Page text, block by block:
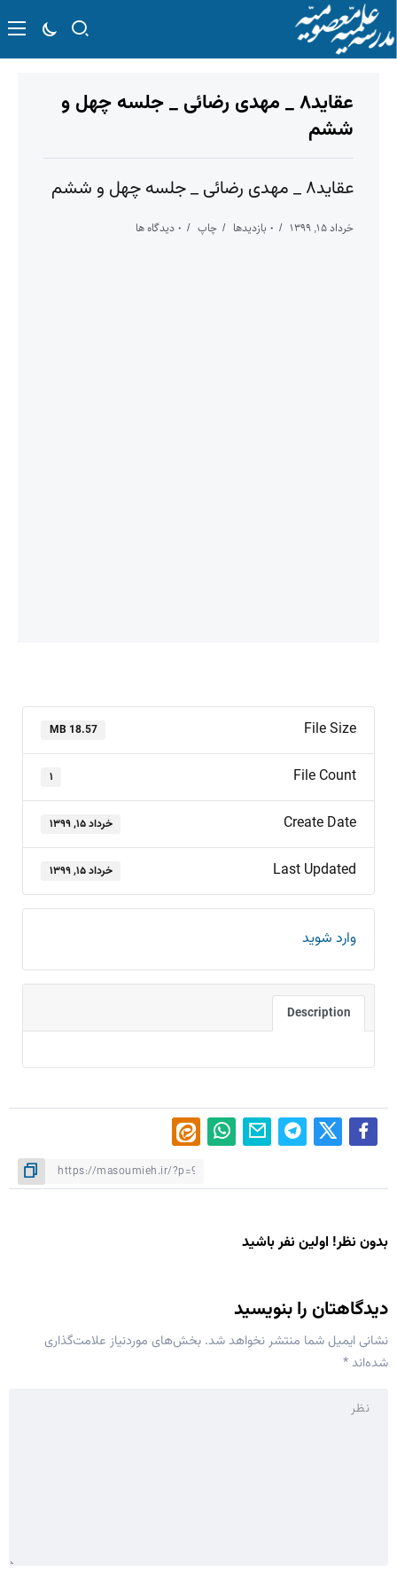
عقاید۸ _ مهدی رضائی _ جلسه چهل و
ششم
عقاید۸ _ مهدی رضائی _ جلسه چهل و ششم
خرداد ۱۵, ۱۳۹۹ ۰ بازدیدها چاپ ۰ دیدگاه ها
File Size
18.57 MB
File Count ۱
Create Date خرداد ۱۵, ۱۳۹۹
Last Updated خرداد ۱۵, ۱۳۹۹
وارد شوید
Description
بدون نظر! اولین نفر باشید
دیدگاهتان را بنویسید
نشانی ایمیل شما منتشر نخواهد شد. بخش‌های موردنیاز علامت‌گذاری
شده‌اند*